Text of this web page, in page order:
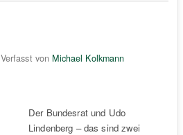
Verfasst von Michael Kolkmann
Der Bundesrat und Udo
Lindenberg – das sind zwei